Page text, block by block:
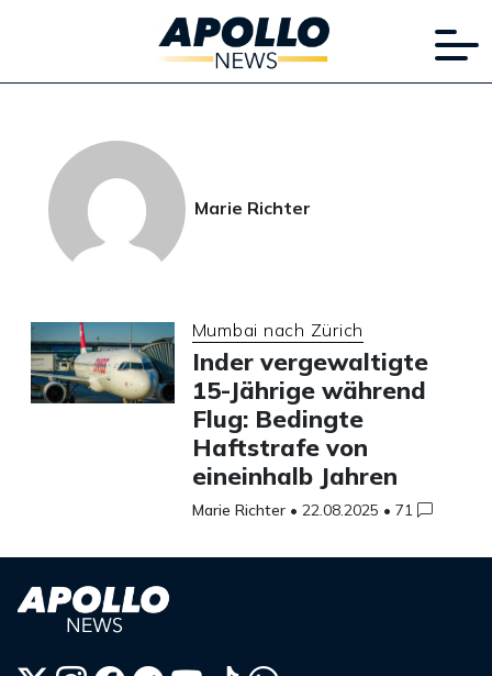
Marie Richter
Mumbai nach Zürich
Inder vergewaltigte
15-Jährige während
Flug: Bedingte
Haftstrafe von
eineinhalb Jahren
Marie Richter • 22.08.2025 • 71